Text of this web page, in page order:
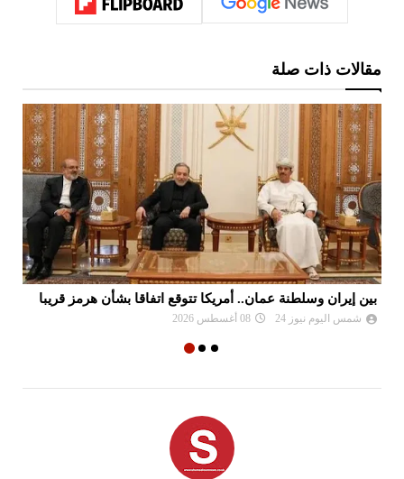
مقالات ذات صلة
بين إيران وسلطنة عمان.. أمريكا تتوقع اتفاقا بشأن هرمز قريبا
شمس اليوم نيوز 24 08 أغسطس 2026